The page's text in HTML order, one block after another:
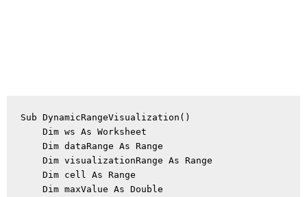
Sub DynamicRangeVisualization()
    Dim ws As Worksheet
    Dim dataRange As Range
    Dim visualizationRange As Range
    Dim cell As Range
    Dim maxValue As Double